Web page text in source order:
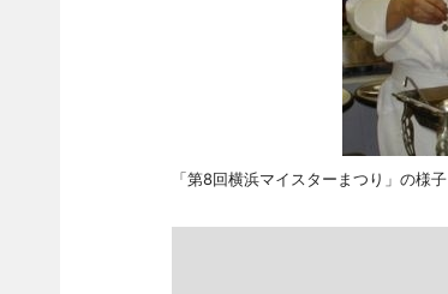
「第8回横浜マイスターまつり」の様子